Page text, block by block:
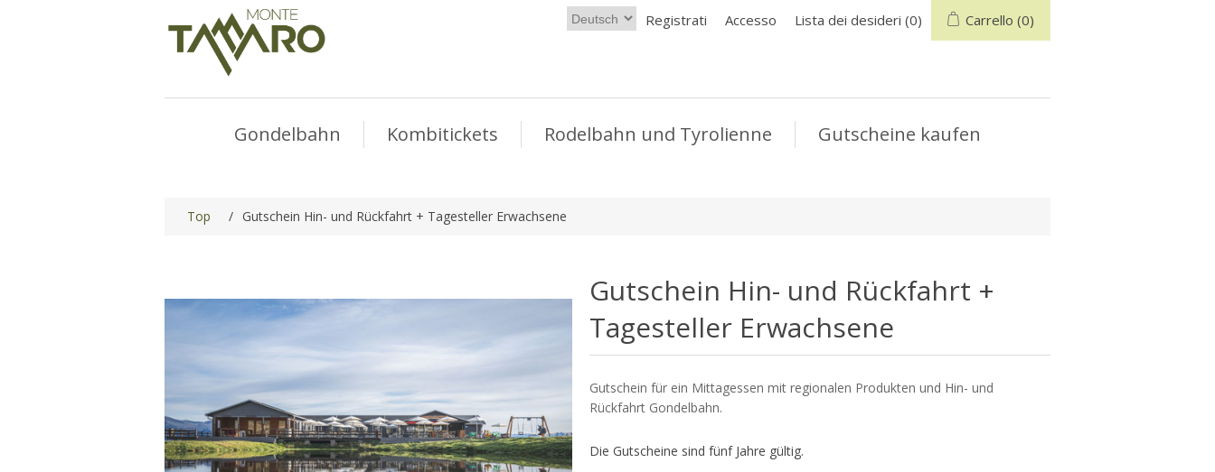
Registrati Accesso Lista dei desideri (0) Carrello (0)
Gondelbahn Kombitickets Rodelbahn und Tyrolienne Gutscheine kaufen
Top / Gutschein Hin- und Rückfahrt + Tagesteller Erwachsene
Gutschein Hin- und Rückfahrt +
Tagesteller Erwachsene
Gutschein für ein Mittagessen mit regionalen Produkten und Hin- und
Rückfahrt Gondelbahn.
Die Gutscheine sind fünf Jahre gültig.